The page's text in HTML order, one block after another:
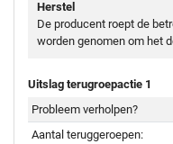
Herstel
De producent roept de
worden genomen om het
Uitslag terugroepactie 1
Probleem verholpen?
Aantal teruggeroepen: